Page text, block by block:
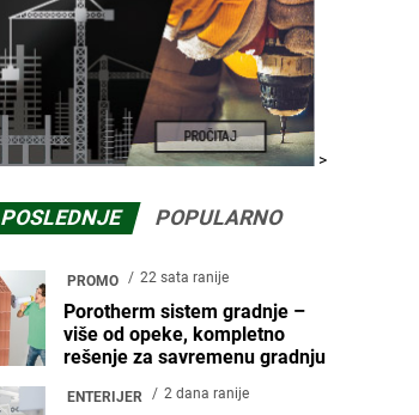
>
POSLEDNJE POPULARNO
PROMO 22 sata ranije
Porotherm sistem gradnje –
više od opeke, kompletno
rešenje za savremenu gradnju
ENTERIJER 2 dana ranije